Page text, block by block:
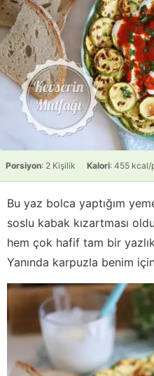
Porsiyon: 2 Kişilik Kalori: 455 kcal/
Bu yaz bolca yaptığım
soslu kabak kızartması
hem çok hafif tam bir
Yanında karpuzla benim